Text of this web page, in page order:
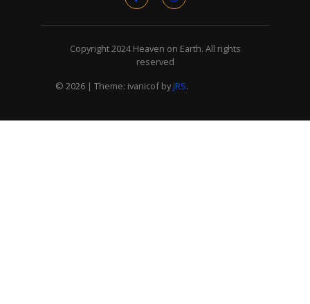
Copyright 2024 Heaven on Earth. All rights
reserved
© 2026 | Theme: ivanicof byJRS.